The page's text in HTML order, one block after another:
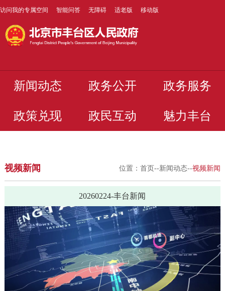
访问我的专属空间 智能问答 无障碍 适老版 移动版
新闻动态 政务公开 政务服务
政策兑现 政民互动 魅力丰台
视频新闻 位置：首页--新闻动态--视频新闻
20260224-丰台新闻